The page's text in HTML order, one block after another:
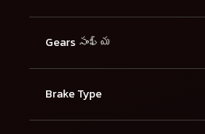
Gears సంఖ్య
Brake Type